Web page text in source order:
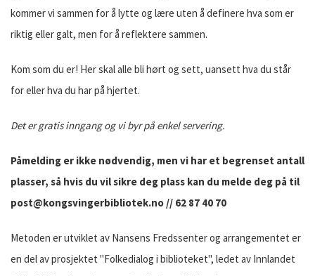
kommer vi sammen for å lytte og lære uten å definere hva som er
riktig eller galt, men for å reflektere sammen.
Kom som du er! Her skal alle bli hørt og sett, uansett hva du står
for eller hva du har på hjertet.
Det er gratis inngang og vi byr på enkel servering.
Påmelding er ikke nødvendig, men vi har et begrenset antall
plasser, så hvis du vil sikre deg plass kan du melde deg på til
post@kongsvingerbibliotek.no // 62 87 40 70
Metoden er utviklet av Nansens Fredssenter og arrangementet er
en del av prosjektet "Folkedialog i biblioteket", ledet av Innlandet